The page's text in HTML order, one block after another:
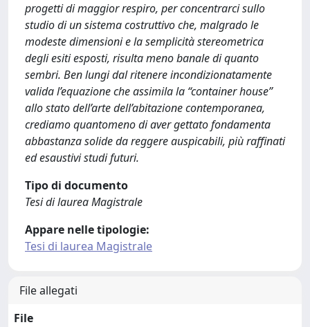
progetti di maggior respiro, per concentrarci sullo
studio di un sistema costruttivo che, malgrado le
modeste dimensioni e la semplicità stereometrica
degli esiti esposti, risulta meno banale di quanto
sembri. Ben lungi dal ritenere incondizionatamente
valida l’equazione che assimila la “container house”
allo stato dell’arte dell’abitazione contemporanea,
crediamo quantomeno di aver gettato fondamenta
abbastanza solide da reggere auspicabili, più raffinati
ed esaustivi studi futuri.
Tipo di documento
Tesi di laurea Magistrale
Appare nelle tipologie:
Tesi di laurea Magistrale
File allegati
File